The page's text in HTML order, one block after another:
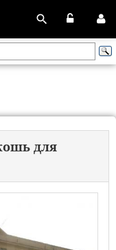
для